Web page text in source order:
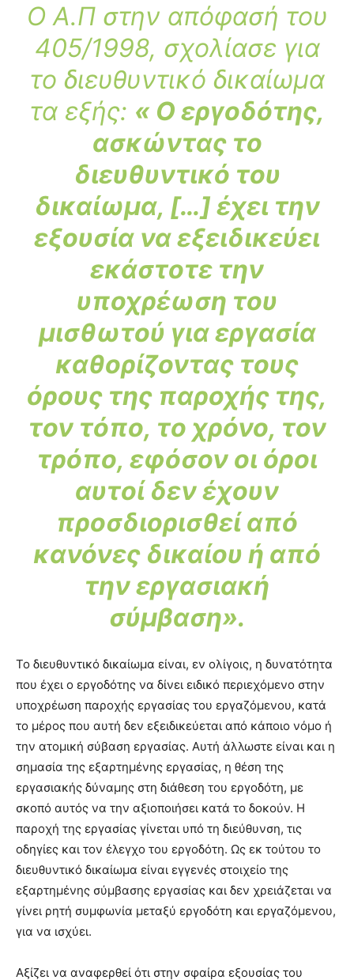
Ο Α.Π στην απόφασή του
405/1998, σχολίασε για
το διευθυντικό δικαίωμα
τα εξής: « Ο εργοδότης,
ασκώντας το
διευθυντικό του
δικαίωμα, […] έχει την
εξουσία να εξειδικεύει
εκάστοτε την
υποχρέωση του
μισθωτού για εργασία
καθορίζοντας τους
όρους της παροχής της,
τον τόπο, το χρόνο, τον
τρόπο, εφόσον οι όροι
αυτοί δεν έχουν
προσδιορισθεί από
κανόνες δικαίου ή από
την εργασιακή
σύμβαση».
Το διευθυντικό δικαίωμα είναι, εν ολίγοις, η δυνατότητα
που έχει ο εργοδότης να δίνει ειδικό περιεχόμενο στην
υποχρέωση παροχής εργασίας του εργαζόμενου, κατά
το μέρος που αυτή δεν εξειδικεύεται από κάποιο νόμο ή
την ατομική σύβαση εργασίας. Αυτή άλλωστε είναι και η
σημασία της εξαρτημένης εργασίας, η θέση της
εργασιακής δύναμης στη διάθεση του εργοδότη, με
σκοπό αυτός να την αξιοποιήσει κατά το δοκούν. Η
παροχή της εργασίας γίνεται υπό τη διεύθυνση, τις
οδηγίες και τον έλεγχο του εργοδότη. Ως εκ τούτου το
διευθυντικό δικαίωμα είναι εγγενές στοιχείο της
εξαρτημένης σύμβασης εργασίας και δεν χρειάζεται να
γίνει ρητή συμφωνία μεταξύ εργοδότη και εργαζόμενου,
για να ισχύει.
Αξίζει να αναφερθεί ότι στην σφαίρα εξουσίας του